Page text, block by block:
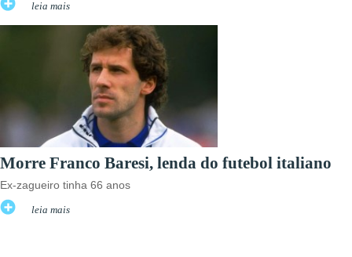
leia mais
Morre Franco Baresi, lenda do futebol italiano
Ex-zagueiro tinha 66 anos
leia mais